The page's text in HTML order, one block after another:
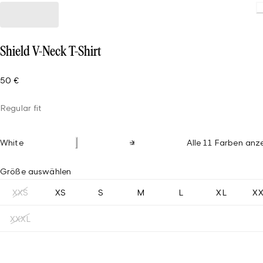
Shield V-Neck T-Shirt
50 €
Regular fit
White Alle 11 Farben
Größe auswählen
XXS XS S M L XL
XXXL